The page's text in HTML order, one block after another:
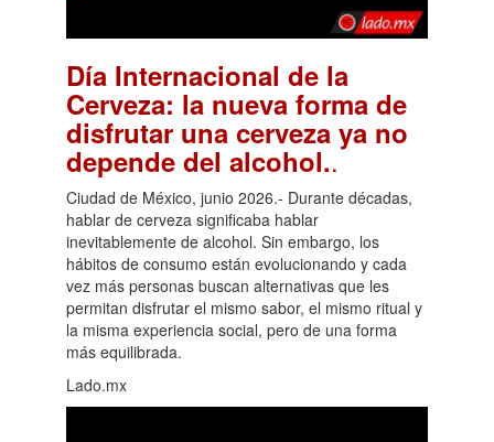
Día Internacional de la
Cerveza: la nueva forma de
disfrutar una cerveza ya no
depende del alcohol..
Ciudad de México, junio 2026.- Durante décadas,
hablar de cerveza significaba hablar
inevitablemente de alcohol. Sin embargo, los
hábitos de consumo están evolucionando y cada
vez más personas buscan alternativas que les
permitan disfrutar el mismo sabor, el mismo ritual y
la misma experiencia social, pero de una forma
más equilibrada.
Lado.mx